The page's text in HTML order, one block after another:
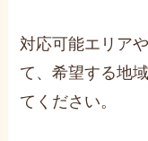
対応可能エリア
て、希望する地
てください。